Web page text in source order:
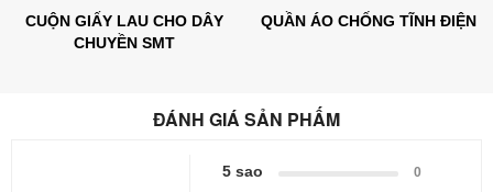
CUỘN GIẤY LAU CHO DÂY
CHUYỀN SMT
QUẦN ÁO CHỐNG TĨNH ĐIỆN
ĐÁNH GIÁ SẢN PHẤM
5 sao 0